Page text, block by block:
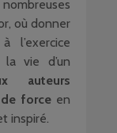
où donner
l’exercice
vie d’un
auteurs
forceen
inspiré.